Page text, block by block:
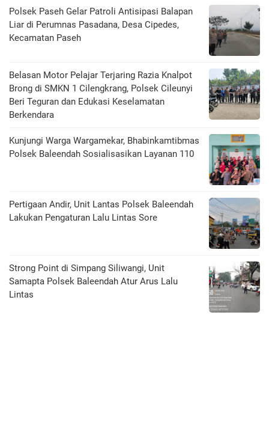
Polsek Paseh Gelar Patroli Antisipasi Balapan
Liar di Perumnas Pasadana, Desa Cipedes,
Kecamatan Paseh
Belasan Motor Pelajar Terjaring Razia Knalpot
Brong di SMKN 1 Cilengkrang, Polsek Cileunyi
Beri Teguran dan Edukasi Keselamatan
Berkendara
Kunjungi Warga Wargamekar, Bhabinkamtibmas
Polsek Baleendah Sosialisasikan Layanan 110
Pertigaan Andir, Unit Lantas Polsek Baleendah
Lakukan Pengaturan Lalu Lintas Sore
Strong Point di Simpang Siliwangi, Unit
Samapta Polsek Baleendah Atur Arus Lalu
Lintas